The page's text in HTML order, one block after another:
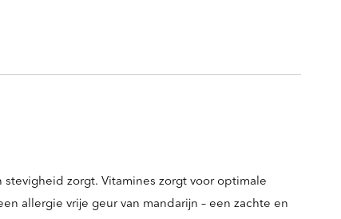
zorgt. Vitamines zorgt voor optimale
allergie vrije geur van mandarijn – een zachte en